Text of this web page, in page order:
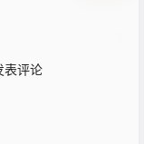
表评论